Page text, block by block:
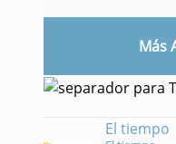
Más
El tiempo